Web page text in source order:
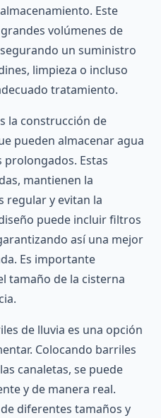
Este
volúmenes de
un suministro
limpieza o incluso
tratamiento.
la construcción de
pueden almacenar agua
Estas
mantienen la
regular y evitan la
puede incluir filtros
así una mejor
Es importante
tamaño de la cisterna
de lluvia es una opción
Colocando barriles
canaletas, se puede
y de manera real.
diferentes tamaños y